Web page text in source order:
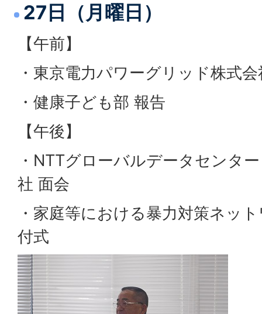
27日（月曜日）
【午前】
・東京電力パワーグリッド株式
・健康子ども部 報告
【午後】
・NTTグローバルデータセンタ
社 面会
・家庭等における暴力対策ネッ
付式